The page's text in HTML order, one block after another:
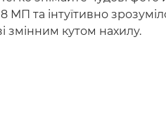
МП та інтуїтивно
змінним кутом нахилу.